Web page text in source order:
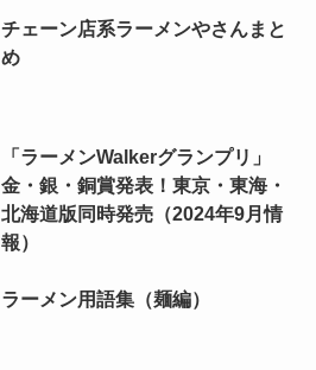
チェーン店系ラーメンやさんまと
め
「ラーメンWalkerグランプリ」
金・銀・銅賞発表！東京・東海・
北海道版同時発売（2024年9月情
報）
ラーメン用語集（麺編）